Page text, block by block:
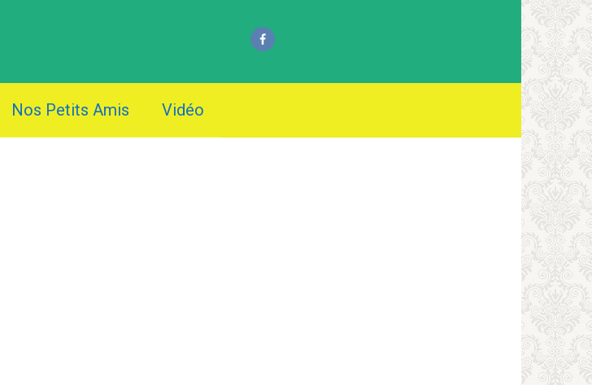
Nos Petits Amis Vidéo